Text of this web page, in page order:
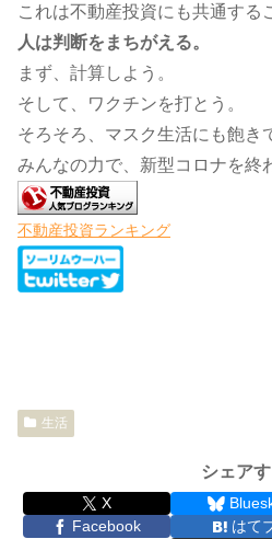
これは不動産投資にも共通する
人は判断をまちがえる。
まず、計算しよう。
そして、ワクチンを打とう。
そろそろ、マスク生活にも飽き
みんなの力で、新型コロナを終
不動産投資ランキング
生活
シェア
X
Facebook
はて